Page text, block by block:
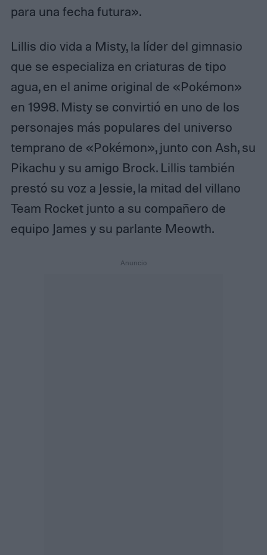
para una fecha futura».
Lillis dio vida a Misty, la líder del gimnasio
que se especializa en criaturas de tipo
agua, en el anime original de «Pokémon»
en 1998. Misty se convirtió en uno de los
personajes más populares del universo
temprano de «Pokémon», junto con Ash, su
Pikachu y su amigo Brock. Lillis también
prestó su voz a Jessie, la mitad del villano
Team Rocket junto a su compañero de
equipo James y su parlante Meowth.